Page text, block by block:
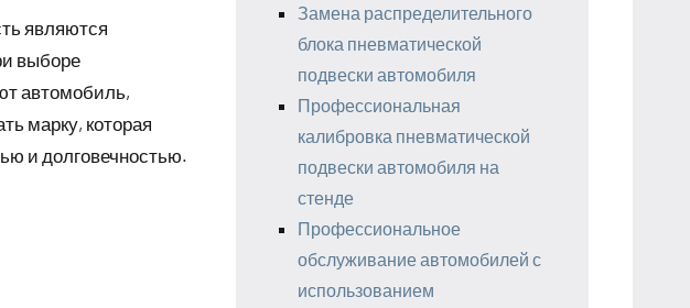
являются
выборе
автомобиль,
марку, которая
и долговечностью.
Замена распределительного
блока пневматической
подвески автомобиля
Профессиональная
калибровка пневматической
подвески автомобиля на
стенде
Профессиональное
обслуживание автомобилей с
использованием